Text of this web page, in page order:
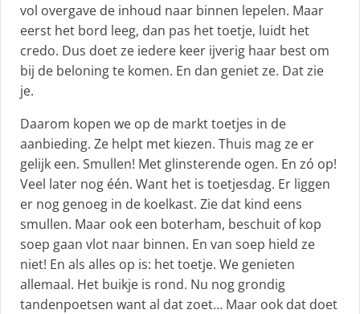
vol overgave de inhoud naar binnen lepelen. Maar
eerst het bord leeg, dan pas het toetje, luidt het
credo. Dus doet ze iedere keer ijverig haar best om
bij de beloning te komen. En dan geniet ze. Dat zie
je.
Daarom kopen we op de markt toetjes in de
aanbieding. Ze helpt met kiezen. Thuis mag ze er
gelijk een. Smullen! Met glinsterende ogen. En zó op!
Veel later nog één. Want het is toetjesdag. Er liggen
er nog genoeg in de koelkast. Zie dat kind eens
smullen. Maar ook een boterham, beschuit of kop
soep gaan vlot naar binnen. En van soep hield ze
niet! En als alles op is: het toetje. We genieten
allemaal. Het buikje is rond. Nu nog grondig
tandenpoetsen want al dat zoet… Maar ook dat doet